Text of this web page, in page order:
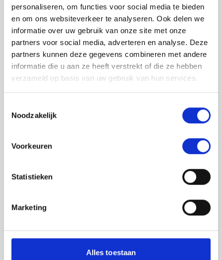
personaliseren, om functies voor social media te bieden
en om ons websiteverkeer te analyseren. Ook delen we
informatie over uw gebruik van onze site met onze
partners voor social media, adverteren en analyse. Deze
partners kunnen deze gegevens combineren met andere
informatie die u aan ze heeft verstrekt of die ze hebben
verzameld op basis van uw gebruik van hun services.
Noodzakelijk
Voorkeuren
Statistieken
Marketing
Alles toestaan
Jouw feedback wordt verwerkt door de
adviseurs van het team richtlijnen NCJ. Als zij
feedback meegenomen wordt met de
Ik ga akkoord dat mijn gegevens
worden gedeeld met de